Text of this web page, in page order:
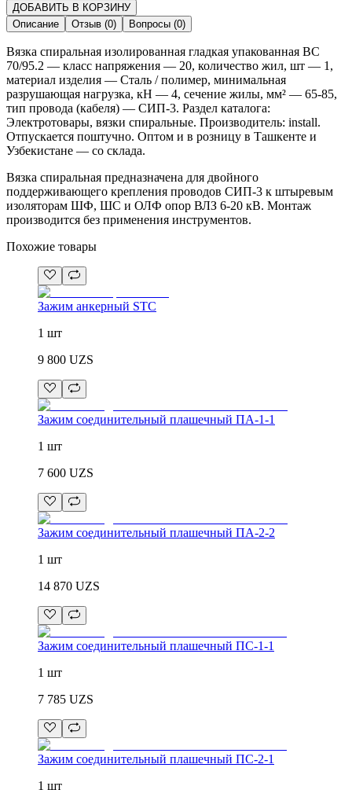
ДОБАВИТЬ В КОРЗИНУ
Описание
Отзыв (0) Вопросы (0)
Вязка спиральная изолированная гладкая упакованная ВС
70/95.2 — класс напряжения — 20, количество жил, шт — 1,
материал изделия — Сталь / полимер, минимальная
разрушающая нагрузка, кН — 4, сечение жилы, мм² — 65-85,
тип провода (кабеля) — СИП-3. Раздел каталога:
Электротовары, вязки спиральные. Производитель: install.
Отпускается поштучно. Оптом и в розницу в Ташкенте и
Узбекистане — со склада.
Вязка спиральная предназначена для двойного
поддерживающего крепления проводов СИП-3 к штыревым
изоляторам ШФ, ШС и ОЛФ опор ВЛЗ 6-20 кВ. Монтаж
производится без применения инструментов.
Похожие товары
Зажим анкерный STC
1 шт
9 800 UZS
Зажим соединительный плашечный ПА-1-1
1 шт
7 600 UZS
Зажим соединительный плашечный ПА-2-2
1 шт
14 870 UZS
Зажим соединительный плашечный ПС-1-1
1 шт
7 785 UZS
Зажим соединительный плашечный ПС-2-1
1 шт